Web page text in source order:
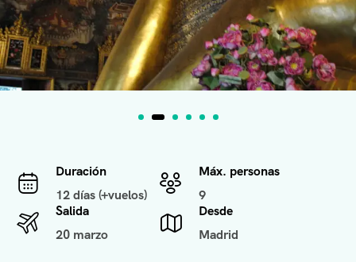
Duración
12 días (+vuelos)
Máx. personas
9
Salida
20 marzo
Desde
Madrid